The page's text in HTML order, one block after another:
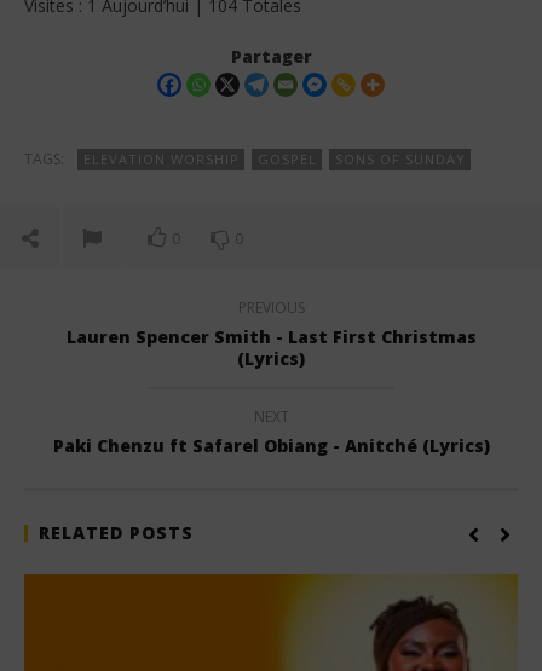
Visites : 1 Aujourd’hui | 104 Totales
Partager
TAGS: ELEVATION WORSHIP GOSPEL SONS OF SUNDAY
0 0
PREVIOUS
Lauren Spencer Smith - Last First Christmas
(Lyrics)
NEXT
Paki Chenzu ft Safarel Obiang - Anitché (Lyrics)
RELATED POSTS